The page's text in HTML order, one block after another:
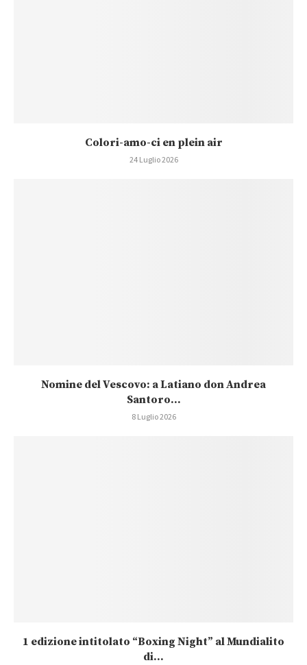
Colori-amo-ci en plein air
24 Luglio 2026
Nomine del Vescovo: a Latiano don Andrea
Santoro...
8 Luglio 2026
1 edizione intitolato “Boxing Night” al Mundialito
di...